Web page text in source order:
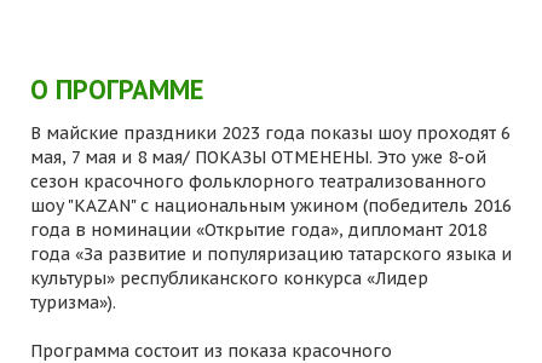
О ПРОГРАММЕ
В майские праздники 2023 года показы шоу проходят 6
мая, 7 мая и 8 мая/ ПОКАЗЫ ОТМЕНЕНЫ. Это уже 8-ой
сезон красочного фольклорного театрализованного
шоу "KAZAN" с национальным ужином (победитель 2016
года в номинации «Открытие года», дипломант 2018
года «За развитие и популяризацию татарского языка и
культуры» республиканского конкурса «Лидер
туризма»).
Программа состоит из показа красочного